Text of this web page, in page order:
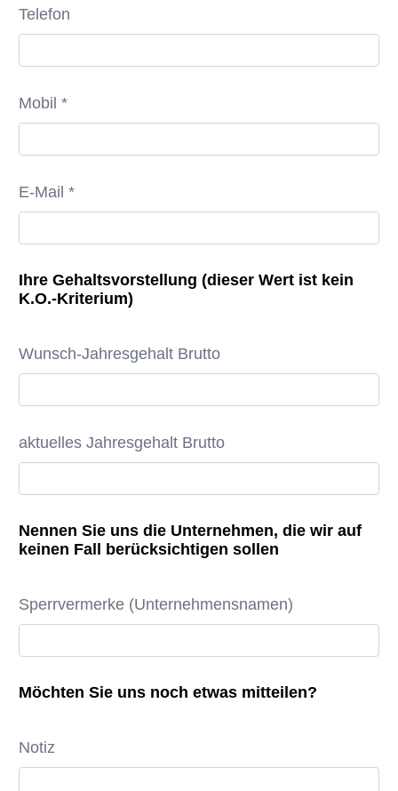
Telefon
Mobil *
E-Mail *
Ihre Gehaltsvorstellung (dieser Wert ist kein
K.O.-Kriterium)
Wunsch-Jahresgehalt Brutto
aktuelles Jahresgehalt Brutto
Nennen Sie uns die Unternehmen, die wir auf
keinen Fall berücksichtigen sollen
Sperrvermerke (Unternehmensnamen)
Möchten Sie uns noch etwas mitteilen?
Notiz